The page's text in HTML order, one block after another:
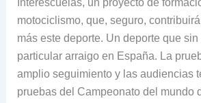
Interescuelas, un proyecto de
motociclismo, que, seguro,
más este deporte. Un deporte que
particular arraigo en España. La
amplio seguimiento y las audiencias
pruebas del Campeonato del mundo